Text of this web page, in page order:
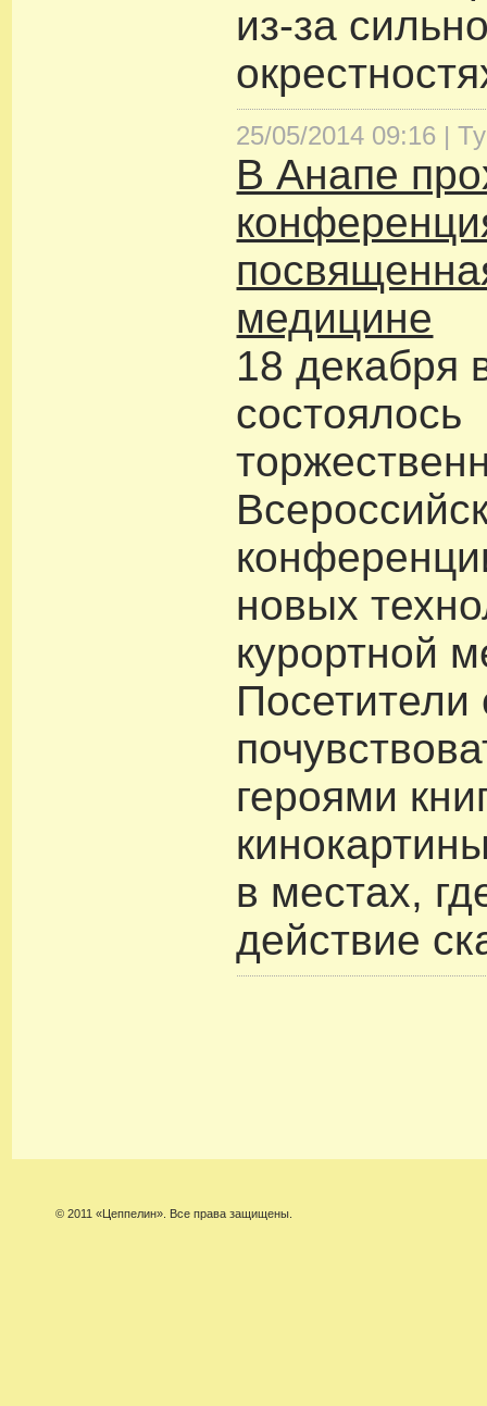
из-за
25/05/2014 09:16 |
В Анапе
медицине
18 декабря
состоялось
новых
курортной
Посетители
героями
в местах,
действие
© 2011 «Цеппелин». Все права защищены.